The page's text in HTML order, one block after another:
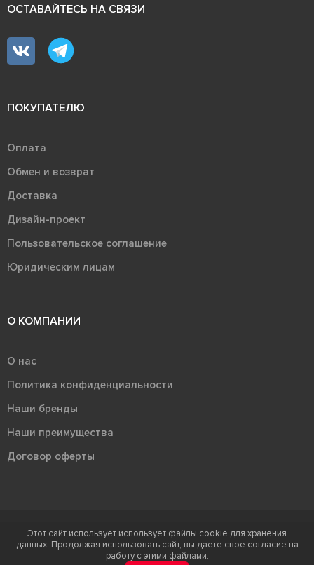
ОСТАВАЙТЕСЬ НА СВЯЗИ
ПОКУПАТЕЛЮ
Оплата
Обмен и возврат
Доставка
Дизайн-проект
Пользовательское соглашение
Юридическим лицам
О КОМПАНИИ
О нас
Политика конфиденциальности
Наши бренды
Наши преимущества
Договор оферты
Терра - территория керамики 2026
Ⓒ Правообладателем товарного знака "Терра" является ООО "Атлас-
Этот сайт использует использует файлы cookie для хранения
данных. Продолжая использовать сайт, вы даете свое согласие на
работу с этими файлами.